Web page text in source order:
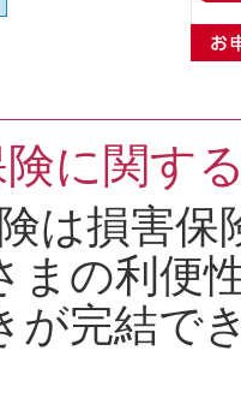
に関す
は損害
まの利便
が完結で